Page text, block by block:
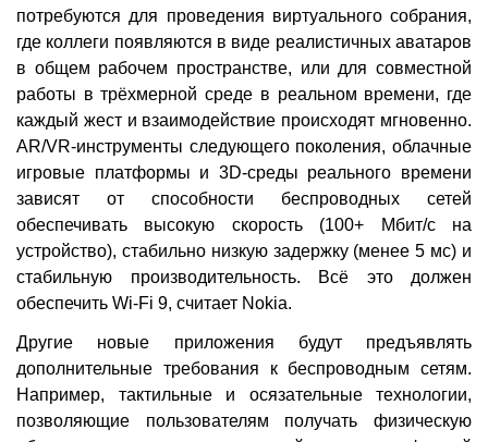
потребуются для проведения виртуального собрания,
где коллеги появляются в виде реалистичных аватаров
в общем рабочем пространстве, или для совместной
работы в трёхмерной среде в реальном времени, где
каждый жест и взаимодействие происходят мгновенно.
AR/VR-инструменты следующего поколения, облачные
игровые платформы и 3D-среды реального времени
зависят от способности беспроводных сетей
обеспечивать высокую скорость (100+ Мбит/с на
устройство), стабильно низкую задержку (менее 5 мс) и
стабильную производительность. Всё это должен
обеспечить Wi-Fi 9, считает Nokia.
Другие новые приложения будут предъявлять
дополнительные требования к беспроводным сетям.
Например, тактильные и осязательные технологии,
позволяющие пользователям получать физическую